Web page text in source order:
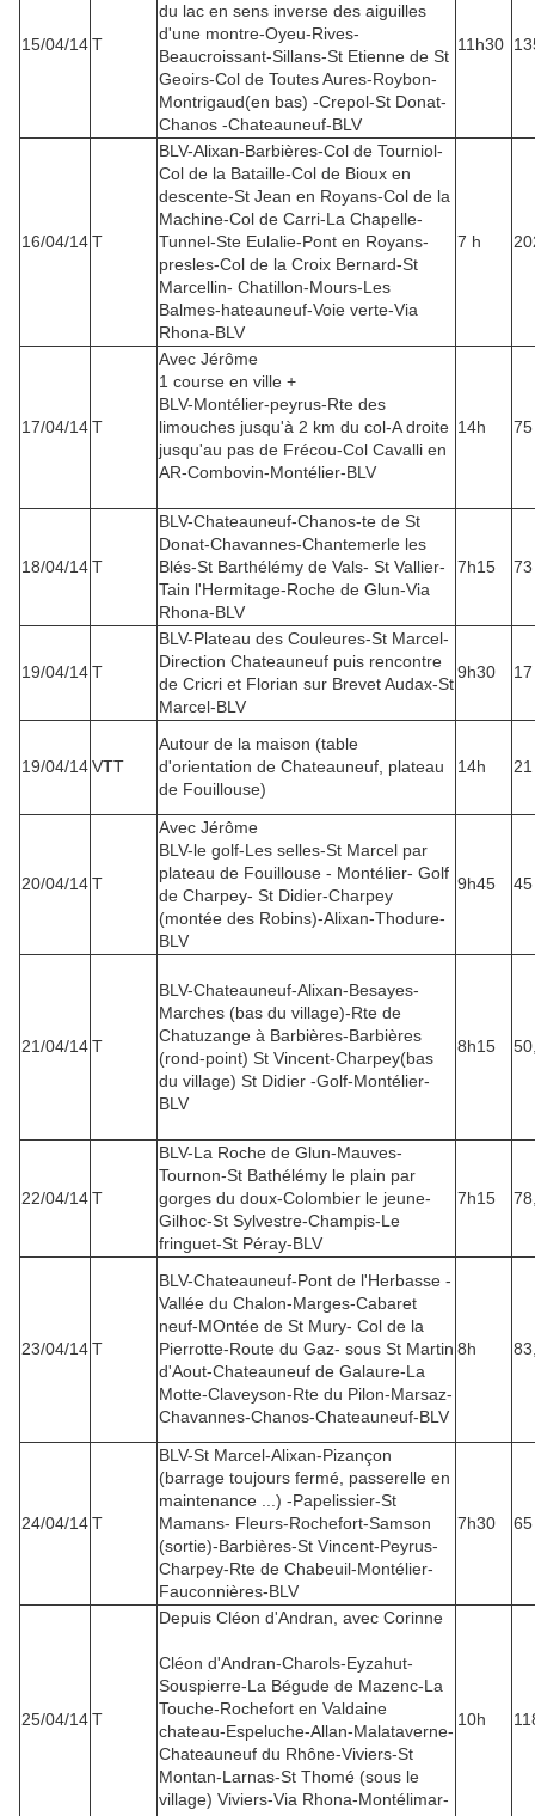
15/04/14T
du lac en sens inverse des aiguilles
d'une montre-Oyeu-Rives-
Beaucroissant-Sillans-St Etienne de St
Geoirs-Col de Toutes Aures-Roybon-
Montrigaud(en bas) -Crepol-St Donat-
Chanos -Chateauneuf-BLV
11h30
16/04/14T
BLV-Alixan-Barbières-Col de Tourniol-
Col de la Bataille-Col de Bioux en
descente-St Jean en Royans-Col de la
Machine-Col de Carri-La Chapelle-
Tunnel-Ste Eulalie-Pont en Royans-
presles-Col de la Croix Bernard-St
Marcellin- Chatillon-Mours-Les
Balmes-hateauneuf-Voie verte-Via
Rhona-BLV
7 h
17/04/14T
Avec Jérôme
1 course en ville +
BLV-Montélier-peyrus-Rte des
limouches jusqu'à 2 km du col-A droite
jusqu'au pas de Frécou-Col Cavalli en
AR-Combovin-Montélier-BLV
14h 75
18/04/14T
BLV-Chateauneuf-Chanos-te de St
Donat-Chavannes-Chantemerle les
Blés-St Barthélémy de Vals- St Vallier-
Tain l'Hermitage-Roche de Glun-Via
Rhona-BLV
7h15 73
19/04/14T
BLV-Plateau des Couleures-St Marcel-
Direction Chateauneuf puis rencontre
de Cricri et Florian sur Brevet Audax-St
Marcel-BLV
9h30 17
19/04/14VTT
Autour de la maison (table
d'orientation de Chateauneuf, plateau
de Fouillouse)
14h 21
20/04/14T
Avec Jérôme
BLV-le golf-Les selles-St Marcel par
plateau de Fouillouse - Montélier- Golf
de Charpey- St Didier-Charpey
(montée des Robins)-Alixan-Thodure-
BLV
9h45 45
21/04/14T
BLV-Chateauneuf-Alixan-Besayes-
Marches (bas du village)-Rte de
Chatuzange à Barbières-Barbières
(rond-point) St Vincent-Charpey(bas
du village) St Didier -Golf-Montélier-
BLV
8h15
22/04/14T
BLV-La Roche de Glun-Mauves-
Tournon-St Bathélémy le plain par
gorges du doux-Colombier le jeune-
Gilhoc-St Sylvestre-Champis-Le
fringuet-St Péray-BLV
7h15
23/04/14T
BLV-Chateauneuf-Pont de l'Herbasse -
Vallée du Chalon-Marges-Cabaret
neuf-MOntée de St Mury- Col de la
Pierrotte-Route du Gaz- sous St Martin
d'Aout-Chateauneuf de Galaure-La
Motte-Claveyson-Rte du Pilon-Marsaz-
Chavannes-Chanos-Chateauneuf-BLV
8h
24/04/14T
BLV-St Marcel-Alixan-Pizançon
(barrage toujours fermé, passerelle en
maintenance ...) -Papelissier-St
Mamans- Fleurs-Rochefort-Samson
(sortie)-Barbières-St Vincent-Peyrus-
Charpey-Rte de Chabeuil-Montélier-
Fauconnières-BLV
7h30 65
25/04/14T
Depuis Cléon d'Andran, avec Corinne
Cléon d'Andran-Charols-Eyzahut-
Souspierre-La Bégude de Mazenc-La
Touche-Rochefort en Valdaine
chateau-Espeluche-Allan-Malataverne-
Chateauneuf du Rhône-Viviers-St
Montan-Larnas-St Thomé (sous le
village) Viviers-Via Rhona-Montélimar-
10h